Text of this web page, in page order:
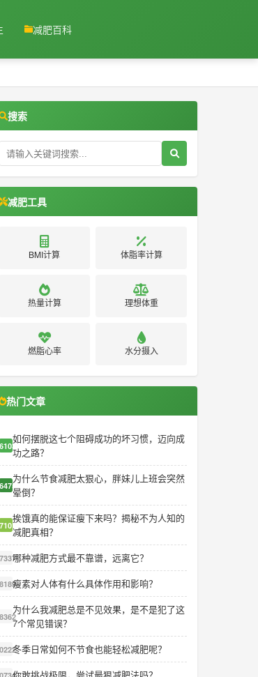
减肥百科
搜索
减肥工具
BMI计算 体脂率计算
热量计算 理想体重
燃脂心率 水分摄入
热门文章
如何摆脱这七个阻碍成功的坏习惯，迈向成
功之路？
为什么节食减肥太狠心，胖妹儿上班会突然
晕倒？
挨饿真的能保证瘦下来吗？揭秘不为人知的
减肥真相？
哪种减肥方式最不靠谱，远离它？
瘦素对人体有什么具体作用和影响？
为什么我减肥总是不见效果，是不是犯了这
7个常见错误？
冬季日常如何不节食也能轻松减肥呢？